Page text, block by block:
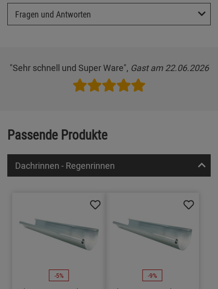
Fragen und Antworten
"Sehr schnell und Super Ware", Gast am 22.06.2026
Passende Produkte
Dachrinnen - Regenrinnen
-5% -9%